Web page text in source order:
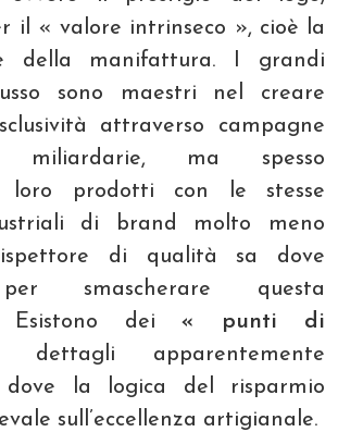
il « valore intrinseco », cioè la
della manifattura. I grandi
sono maestri nel creare
attraverso campagne
miliardarie, ma spesso
loro prodotti con le stesse
di brand molto meno
di qualità sa dove
smascherare questa
Esistono dei« punti di
dettagli apparentemente
dove la logica del risparmio
sull’eccellenza artigianale.